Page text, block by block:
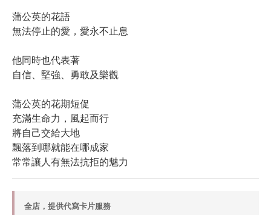
蒲公英的花語
無法停止的愛，愛永不止息
他同時也代表著
自信、堅強、勇敢及樂觀
蒲公英的花期短促
充滿生命力，風起而行
將自己交給大地
飄落到哪就能在哪成家
常常讓人有無法抗拒的魅力
全店，提供代寫卡片服務